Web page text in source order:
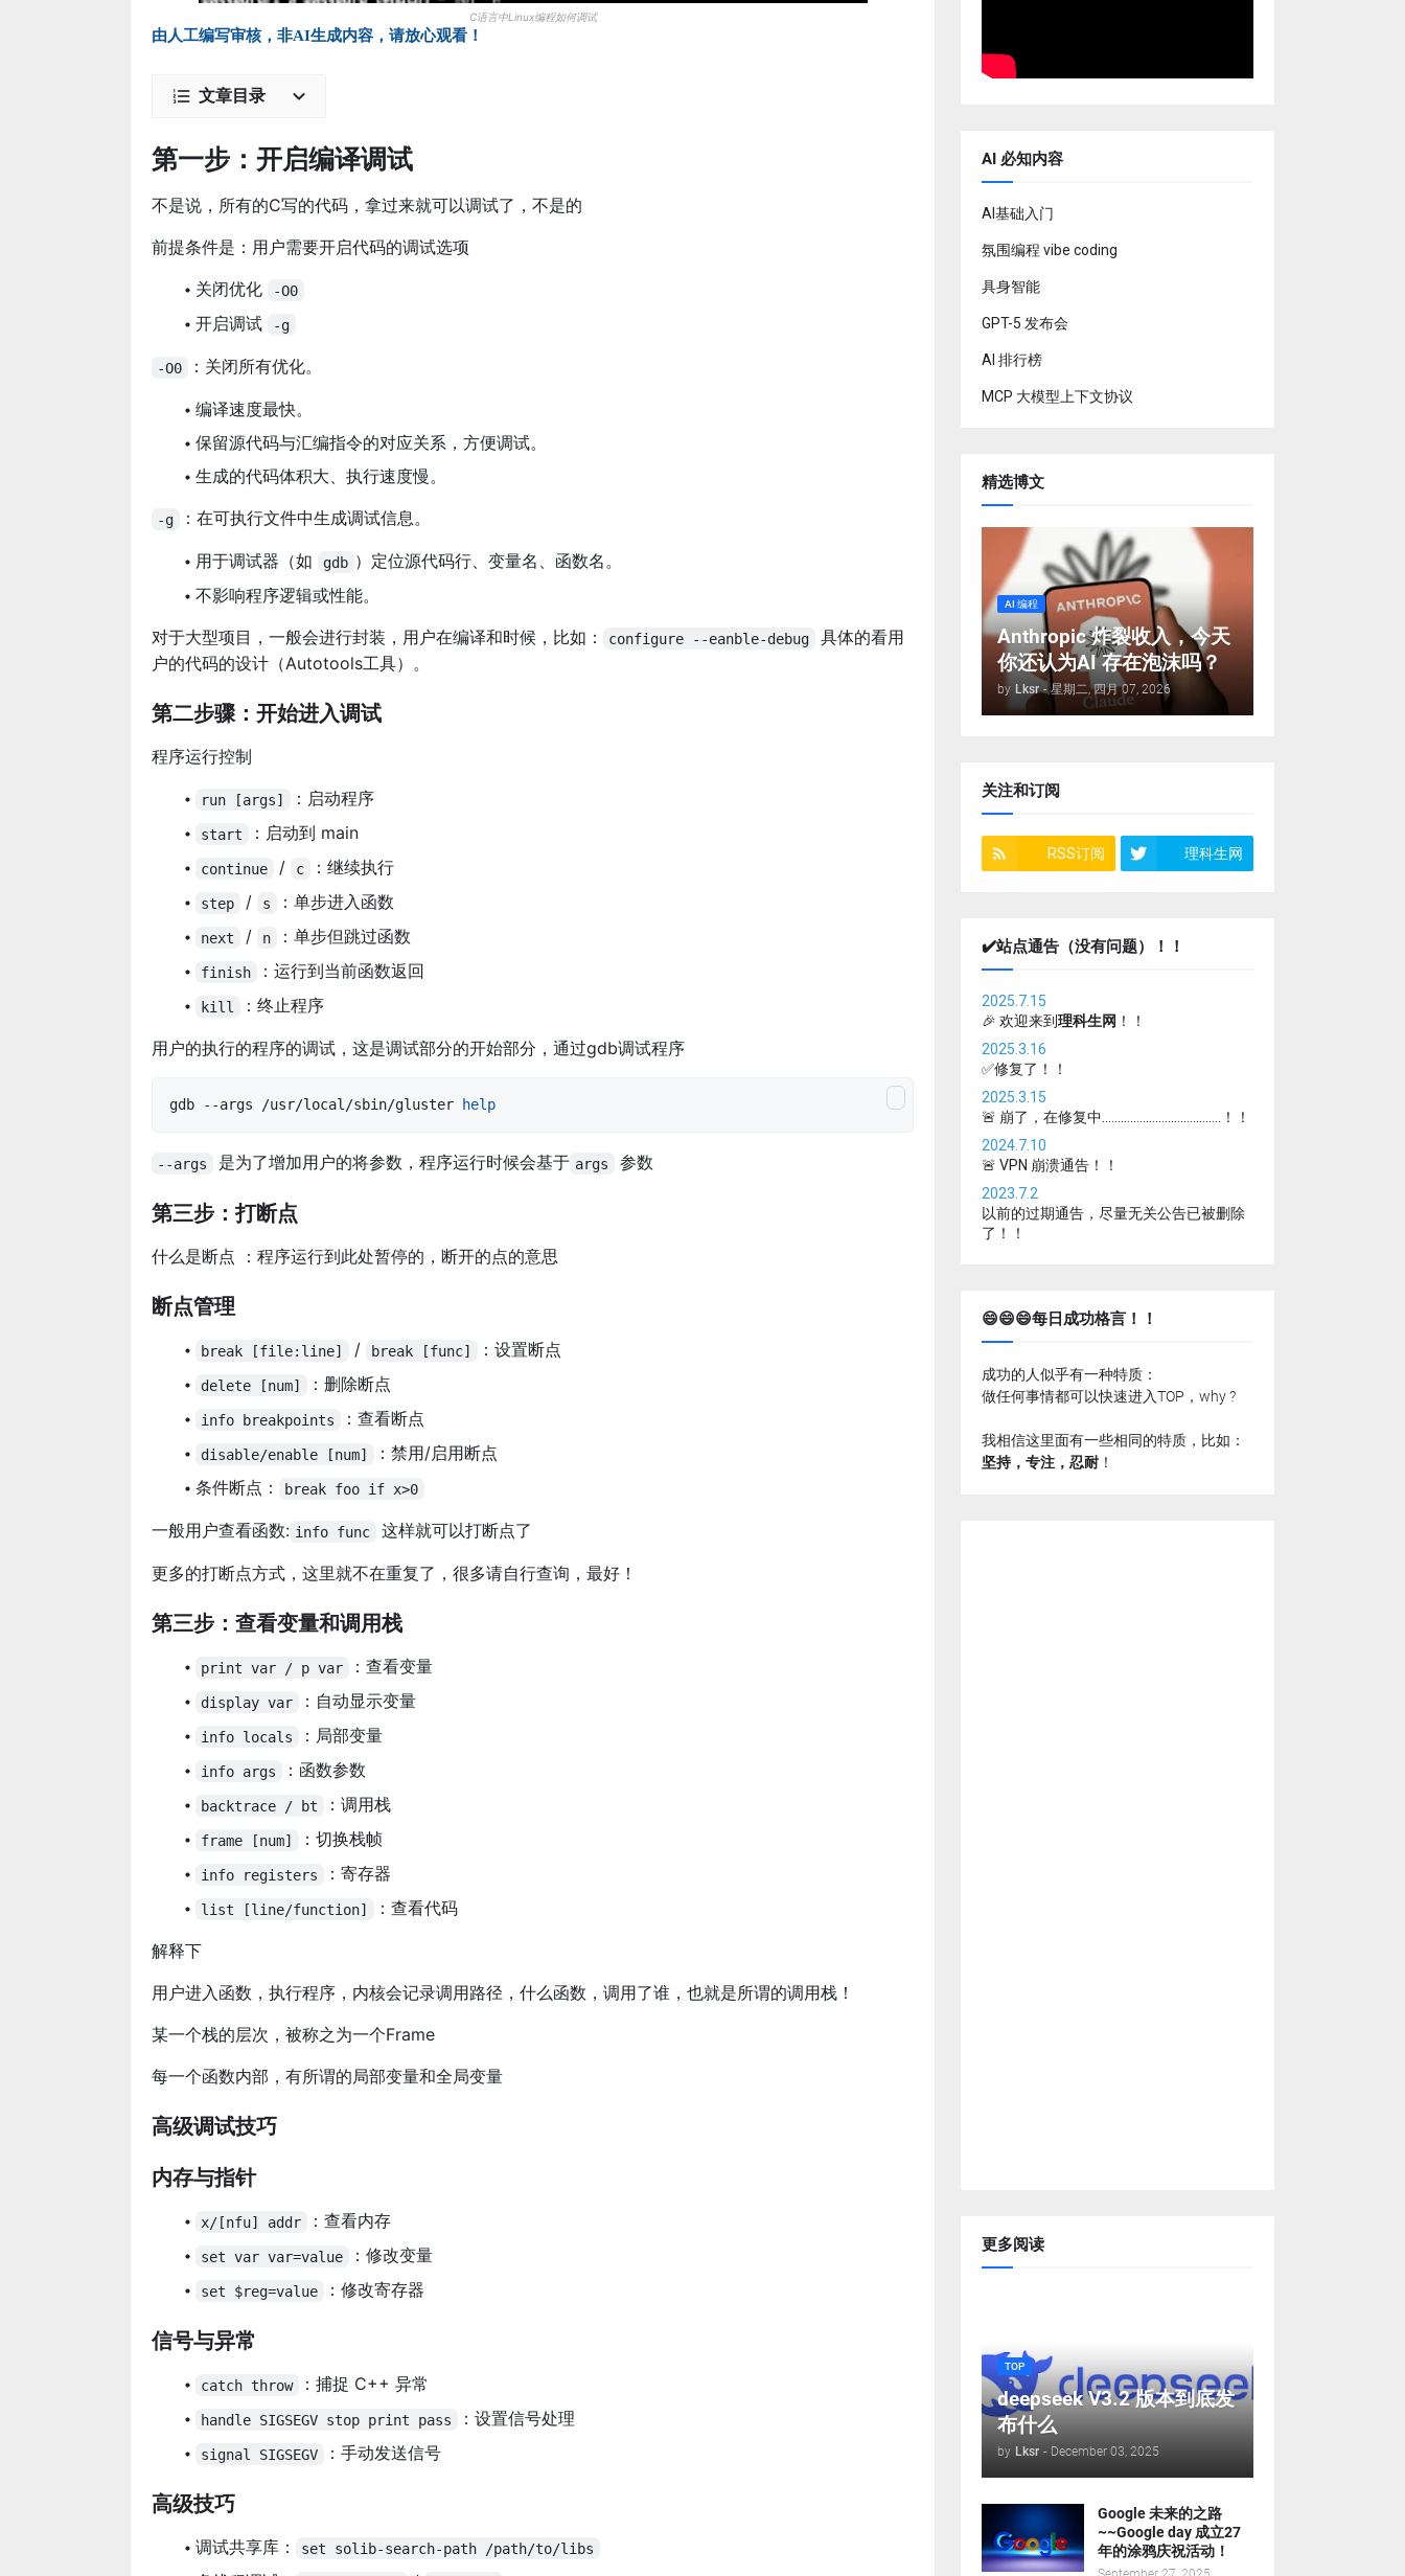
C语言中Linux编程如何调试
由人工编写审核，非AI生成内容，请放心观看！
文章目录
第一步：开启编译调试
不是说，所有的C写的代码，拿过来就可以调试了，不是的
前提条件是：用户需要开启代码的调试选项
关闭优化
-O0
开启调试 -g
-O0 ：关闭所有优化。
编译速度最快。
保留源代码与汇编指令的对应关系，方便调试。
生成的代码体积大、执行速度慢。
-g ：在可执行文件中生成调试信息。
用于调试器（如 gdb ）定位源代码行、变量名、函数名。
不影响程序逻辑或性能。
对于大型项目，一般会进行封装，用户在编译和时候，比如：
configure --eanble-debug
具体的看用
户的代码的设计（Autotools工具）。
第二步骤：开始进入调试
程序运行控制
run [args] ：启动程序
start ：启动到 main
continue / c ：继续执行
step / s ：单步进入函数
next / n ：单步但跳过函数
finish ：运行到当前函数返回
kill ：终止程序
用户的执行的程序的调试，这是调试部分的开始部分，通过gdb调试程序
gdb --args /usr/local/sbin/gluster help
--args 是为了增加用户的将参数，程序运行时候会基于 args 参数
第三步：打断点
什么是断点 ：程序运行到此处暂停的，断开的点的意思
断点管理
break [file:line] / break [func] ：设置断点
delete [num] ：删除断点
info breakpoints ：查看断点
disable/enable [num]
：禁用/启用断点
条件断点：
break foo if x>0
一般用户查看函数: info func 这样就可以打断点了
更多的打断点方式，这里就不在重复了，很多请自行查询，最好！
第三步：查看变量和调用栈
print var / p var ：查看变量
display var ：自动显示变量
info locals ：局部变量
info args ：函数参数
backtrace / bt ：调用栈
frame [num] ：切换栈帧
info registers ：寄存器
list [line/function] ：查看代码
解释下
用户进入函数，执行程序，内核会记录调用路径，什么函数，调用了谁，也就是所谓的调用栈！
某一个栈的层次，被称之为一个Frame
每一个函数内部，有所谓的局部变量和全局变量
高级调试技巧
内存与指针
x/[nfu] addr ：查看内存
set var var=value ：修改变量
set $reg=value ：修改寄存器
信号与异常
catch throw ：捕捉 C++ 异常
handle SIGSEGV stop print pass ：设置信号处理
signal SIGSEGV ：手动发送信号
高级技巧
调试共享库： set solib-search-path /path/to/libs
AI 必知内容
AI基础入门
氛围编程 vibe coding
具身智能
GPT-5 发布会
AI 排行榜
MCP 大模型上下文协议
精选博文
AI 编程
Anthropic 炸裂收入，今天
你还认为AI 存在泡沫吗？
by Lksr - 星期二, 四月 07, 2026
关注和订阅
RSS订阅 理科生网
✔️站点通告（没有问题）！！
2025.7.15
🎉 欢迎来到理科生网 ！！
2025.3.16
✅修复了！！
2025.3.15
🚨 崩了，在修复中......................................！！
2024.7.10
🚨 VPN 崩溃通告！！
2023.7.2
以前的过期通告，尽量无关公告已被删除
了！！
😄😄😄每日成功格言！！
成功的人似乎有一种特质：
做任何事情都可以快速进入TOP，why ?
我相信这里面有一些相同的特质，比如：
坚持，专注，忍耐 ！
更多阅读
TOP
deepseek V3.2 版本到底发
布什么
by Lksr - December 03, 2025
Google 未来的之路
~~Google day 成立27
年的涂鸦庆祝活动！